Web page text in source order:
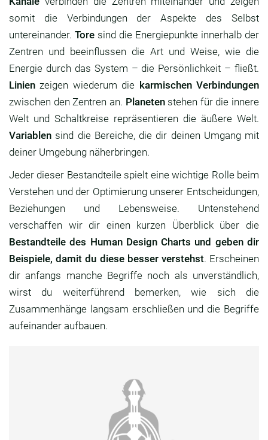
somit die Verbindungen der Aspekte des Selbst
untereinander. Tore sind die Energiepunkte innerhalb der
Zentren und beeinflussen die Art und Weise, wie die
Energie durch das System – die Persönlichkeit – fließt.
Linien zeigen wiederum die karmischen Verbindungen
zwischen den Zentren an. Planetenstehen für die innere
Welt und Schaltkreise repräsentieren die äußere Welt.
Variablen sind die Bereiche, die dir deinen Umgang mit
deiner Umgebung näherbringen.
Jeder dieser Bestandteile spielt eine wichtige Rolle beim
Verstehen und der Optimierung unserer Entscheidungen,
Beziehungen und Lebensweise. Untenstehend
verschaffen wir dir einen kurzen Überblick über die
Bestandteile des Human Design Charts und geben dir
Beispiele, damit du diese besser verstehst. Erscheinen
dir anfangs manche Begriffe noch als unverständlich,
wirst du weiterführend bemerken, wie sich die
Zusammenhänge langsam erschließen und die Begriffe
aufeinander aufbauen.